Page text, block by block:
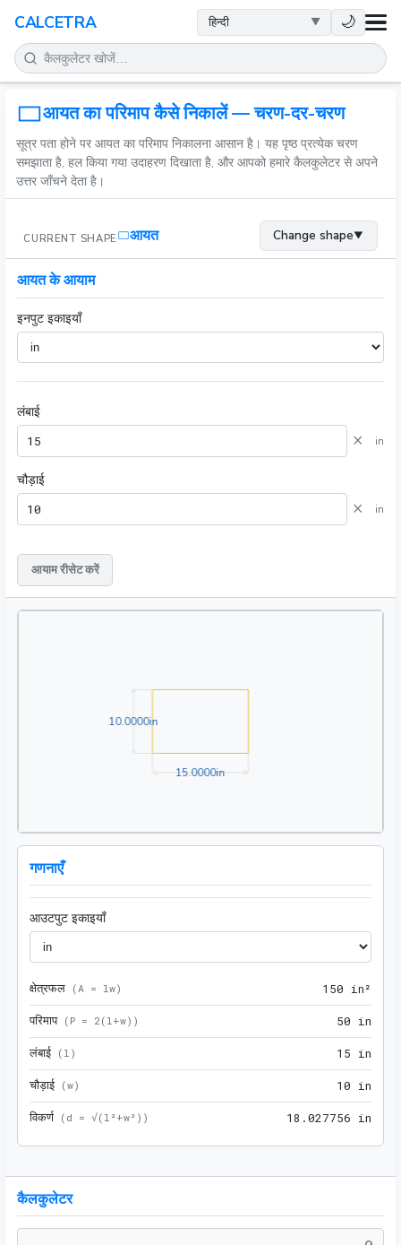
CALCETRA 🌙
गणित
रूपांतरण
विज्ञान
अन्य टूल
आयत का परिमाप कैसे निकालें — चरण-दर-चरण
सूत्र पता होने पर आयत का परिमाप निकालना आसान है। यह पृष्ठ प्रत्येक चरण
समझाता है, हल किया गया उदाहरण दिखाता है, और आपको हमारे कैलकुलेटर से अपने
उत्तर जाँचने देता है।
CURRENT SHAPE आयत Change shape▼
आयत के आयाम
इनपुट इकाइयाँ
लंबाई
× in
चौड़ाई
× in
आयाम रीसेट करें
15.0000in15.0000in
10.0000in10.0000in
गणनाएँ
आउटपुट इकाइयाँ
क्षेत्रफल (A = lw) 1 50 in²
परिमाप ( P = 2(l+w) ) 50 in
लंबाई ( l ) 1 5 in
चौड़ाई (w) 10 in
विकर्ण ( d = √(l²+w²) ) 18 .027756 in
कैलकुलेटर